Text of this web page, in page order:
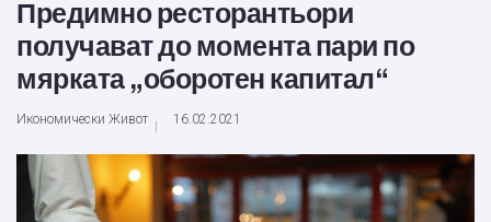
Предимно ресторантьори
получават до момента пари по
мярката „оборотен капитал“
Икономически Живот 16.02.2021